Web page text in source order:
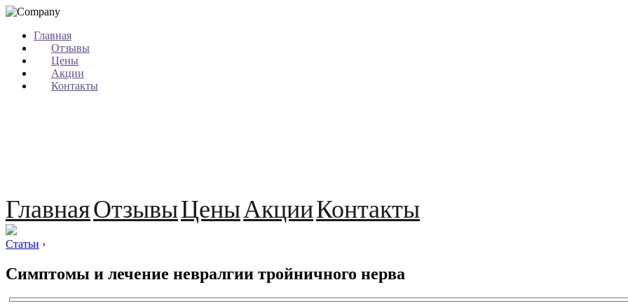
Главная
Отзывы
Цены
Акции
Контакты
ГлавнаяОтзывыЦеныАкцииКонтакты
Статьи ›
Симптомы и лечение невралгии тройничного нерва